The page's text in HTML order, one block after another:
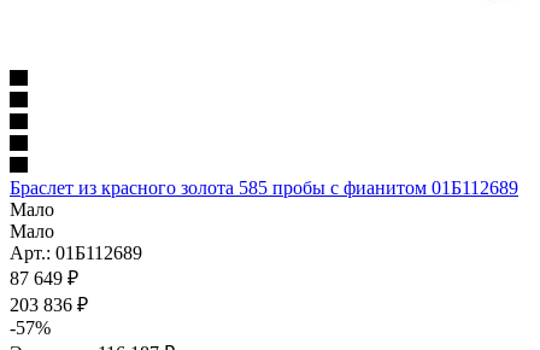
Браслет из красного золота 585 пробы с фианитом 01Б112689
Мало
Мало
Арт.: 01Б112689
87 649 ₽
203 836 ₽
-57%